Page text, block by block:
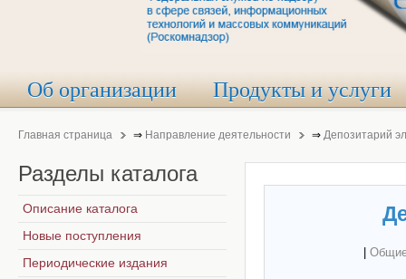
Об организации Продукты и услуги
Главная страница ⇒ Направление деятельности ⇒ Депозитарий
Разделы каталога
Описание каталога
Новые поступления
Периодические издания